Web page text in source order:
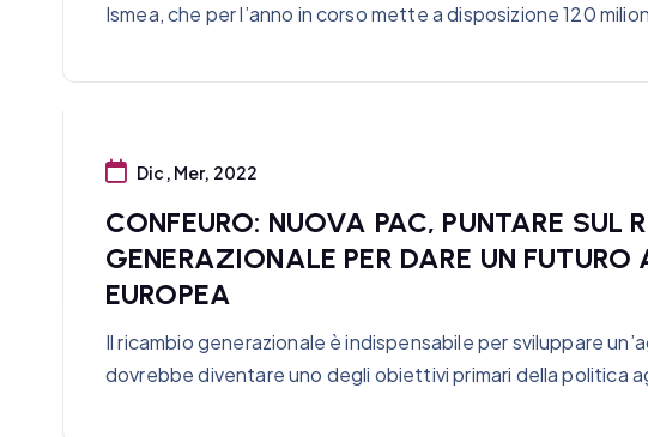
Ismea, che per l’anno in corso mette a disposizione 120
Dic, Mer, 2022
CONFEURO: NUOVA PAC, PUNTARE SUL
GENERAZIONALE PER DARE UN FUTURO
EUROPEA
Il ricambio generazionale è indispensabile per sviluppare
dovrebbe diventare uno degli obiettivi primari della politica